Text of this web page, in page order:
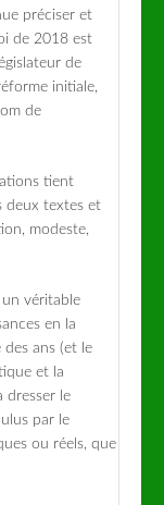
préciser et
de 2018 est
de
initiale,
de
tient
deux textes et
modeste,
un véritable
en la
des ans (et le
et la
dresser le
par le
ou réels, que